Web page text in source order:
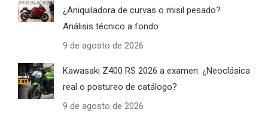
¿Aniquiladora de curvas o misil pesado?
Análisis técnico a fondo
9 de agosto de 2026
Kawasaki Z400 RS 2026 a examen: ¿Neoclásica
real o postureo de catálogo?
9 de agosto de 2026